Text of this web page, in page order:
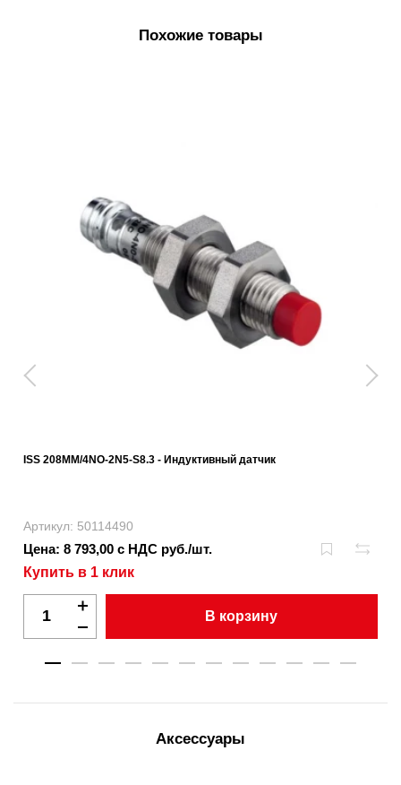
Похожие товары
ISS 208MM/4NO-2N5-S8.3 - Индуктивный датчик
Артикул: 50114490
Цена: 8 793,00 с НДС руб./шт.
Купить в 1 клик
В корзину
Аксессуары